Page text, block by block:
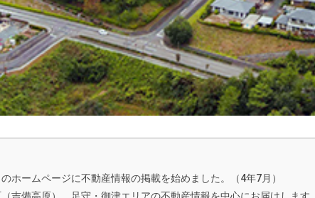
ホームページに不動産情報の掲載を始めました。（4年7月）